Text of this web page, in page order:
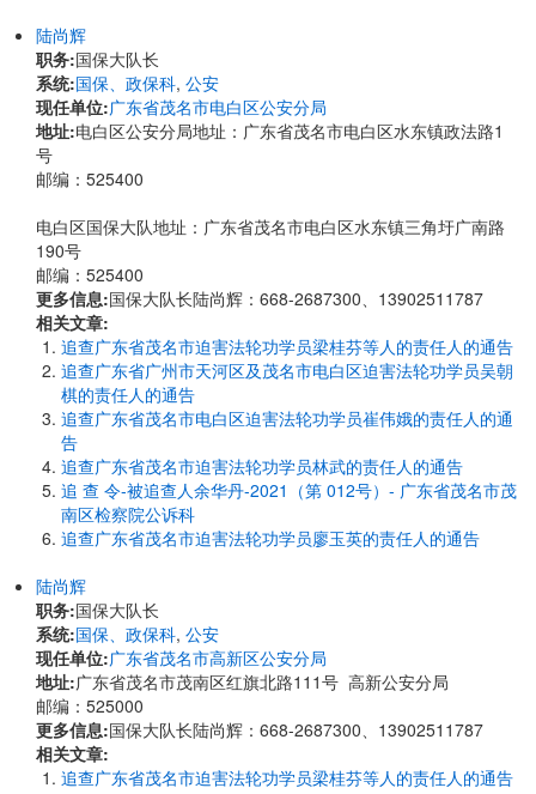
陆尚辉
职务:国保大队长
系统:国保、政保科, 公安
现任单位:广东省茂名市电白区公安分局
地址:电白区公安分局地址：广东省茂名市电白区水东镇政法路1
号
邮编：525400
电白区国保大队地址：广东省茂名市电白区水东镇三角圩广南路
190号
邮编：525400
更多信息:国保大队长陆尚辉：668-2687300、13902511787
相关文章:
追查广东省茂名市迫害法轮功学员梁桂芬等人的责任人的通告
追查广东省广州市天河区及茂名市电白区迫害法轮功学员吴朝
棋的责任人的通告
追查广东省茂名市电白区迫害法轮功学员崔伟娥的责任人的通
告
追查广东省茂名市迫害法轮功学员林武的责任人的通告
追 查 令-被追查人余华丹-2021（第 012号）- 广东省茂名市茂
南区检察院公诉科
追查广东省茂名市迫害法轮功学员廖玉英的责任人的通告
陆尚辉
职务:国保大队长
系统:国保、政保科, 公安
现任单位:广东省茂名市高新区公安分局
地址:广东省茂名市茂南区红旗北路111号 高新公安分局
邮编：525000
更多信息:国保大队长陆尚辉：668-2687300、13902511787
相关文章:
追查广东省茂名市迫害法轮功学员梁桂芬等人的责任人的通告